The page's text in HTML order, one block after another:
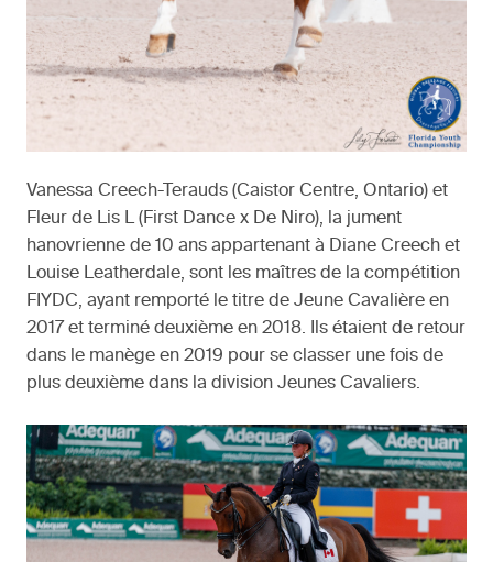
Vanessa Creech-Terauds (Caistor Centre, Ontario) et
Fleur de Lis L (First Dance x De Niro), la jument
hanovrienne de 10 ans appartenant à Diane Creech et
Louise Leatherdale, sont les maîtres de la compétition
FIYDC, ayant remporté le titre de Jeune Cavalière en
2017 et terminé deuxième en 2018. Ils étaient de retour
dans le manège en 2019 pour se classer une fois de
plus deuxième dans la division Jeunes Cavaliers.